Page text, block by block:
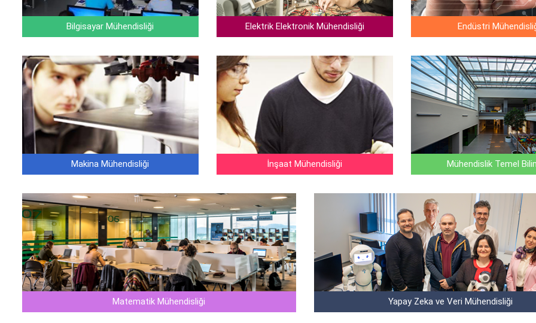
Bilgisayar Mühendisliği Elektrik Elektronik Mühendisliği Endüstri
Makina Mühendisliği İnşaat Mühendisliği Mühendislik Temel
Matematik Mühendisliği Yapay Zeka ve Veri Mühendisliği